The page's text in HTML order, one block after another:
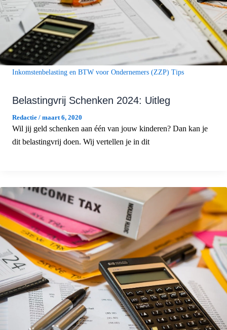
Inkomstenbelasting en BTW voor Ondernemers (ZZP) Tips
Belastingvrij Schenken 2024: Uitleg
Redactie / maart 6, 2020
Wil jij geld schenken aan één van jouw kinderen? Dan kan je
dit belastingvrij doen. Wij vertellen je in dit